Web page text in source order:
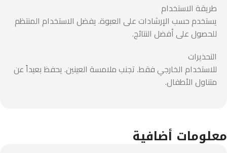
طريقة الاستخدام
يستخدم حسب الإرشادات على العبوة. يفضل الاستخدام المنتظم
للحصول على أفضل النتائج.
التحذيرات
للاستخدام الخارجي فقط. تجنب ملامسة العينين. يحفظ بعيداً عن
متناول الأطفال.
معلومات أضافية